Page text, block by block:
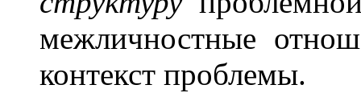
межличностные
контекст проблемы.